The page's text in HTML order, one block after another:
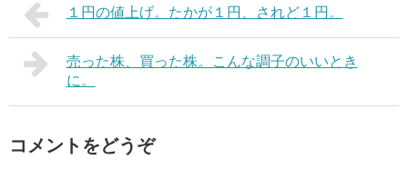
１円の値上げ。たかが１円、されど１円。
売った株、買った株。こんな調子のいいとき
に。
コメントをどうぞ